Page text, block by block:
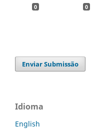
0 0
Enviar Submissão
Idioma
English